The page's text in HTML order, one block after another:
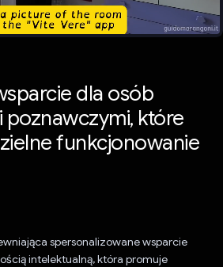
dla osób
poznawczymi, które
funkcjonowanie
spersonalizowane wsparcie
intelektualną, która promuje